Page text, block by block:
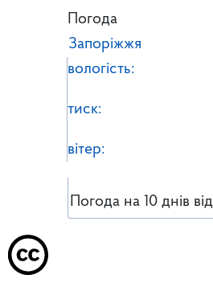
Погода
Запоріжжя
вологість:
тиск:
вітер:
Погода на 10 днів від